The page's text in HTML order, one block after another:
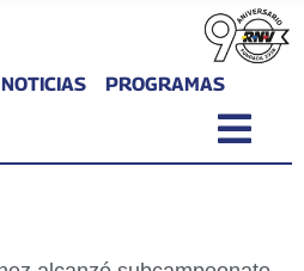
NOTICIAS PROGRAMAS